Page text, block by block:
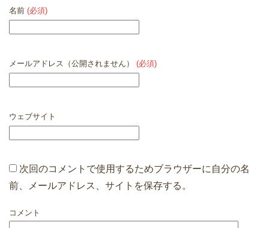
名前 (必須)
メールアドレス（公開されません） (必須)
ウェブサイト
次回のコメントで使用するためブラウザーに自分の名
前、メールアドレス、サイトを保存する。
コメント